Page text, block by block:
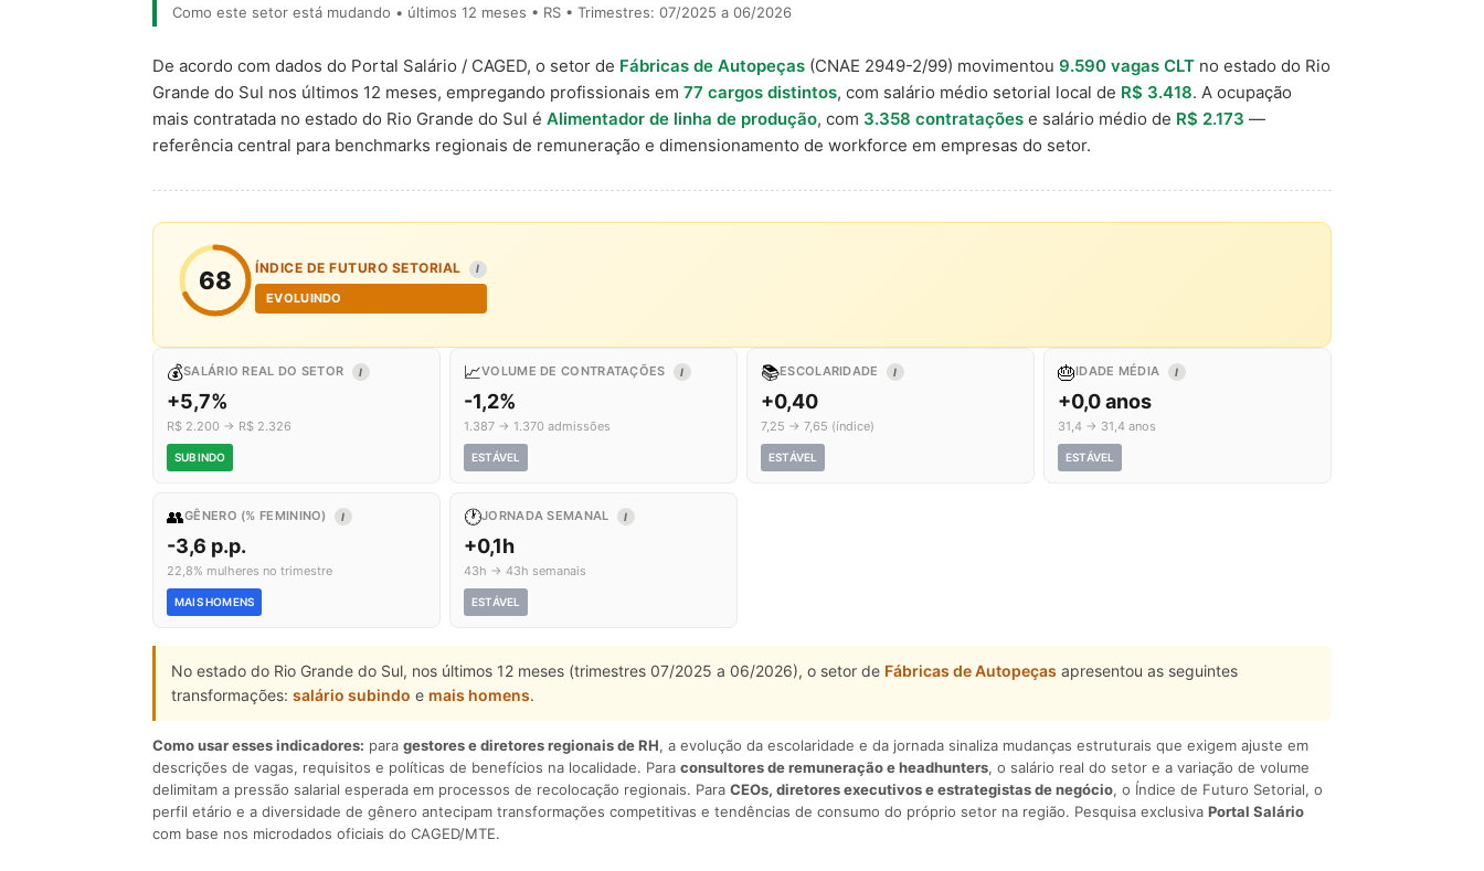
Como este setor está mudando • últimos 12 meses • RS • Trimestres: 07/2025 a 06/2026
De acordo com dados do Portal Salário / CAGED, o setor de Fábricas de Autopeças (CNAE 2949-2/99) movimentou 9.590 vagas CLT no estado do Rio
Grande do Sul nos últimos 12 meses, empregando profissionais em 77 cargos distintos, com salário médio setorial local de R$ 3.418. A ocupação
mais contratada no estado do Rio Grande do Sul é Alimentador de linha de produção, com 3.358 contratações e salário médio de R$ 2.173 —
referência central para benchmarks regionais de remuneração e dimensionamento de workforce em empresas do setor.
68 ÍNDICE DE FUTURO SETORIAL I
EVOLUINDO
💰SALÁRIO REAL DO SETOR I
+5,7%
R$ 2.200 → R$ 2.326
SUBINDO
📈VOLUME DE CONTRATAÇÕES I
-1,2%
1.387 → 1.370 admissões
ESTÁVEL
📚ESCOLARIDADE I
+0,40
7,25 → 7,65 (índice)
ESTÁVEL
🎂IDADE MÉDIA I
+0,0 anos
31,4 → 31,4 anos
ESTÁVEL
👥GÊNERO (% FEMININO) I
-3,6 p.p.
22,8% mulheres no trimestre
MAIS HOMENS
🕐JORNADA SEMANAL I
+0,1h
43h → 43h semanais
ESTÁVEL
No estado do Rio Grande do Sul, nos últimos 12 meses (trimestres 07/2025 a 06/2026), o setor de Fábricas de Autopeças apresentou as seguintes
transformações: salário subindo e mais homens.
Como usar esses indicadores: para gestores e diretores regionais de RH, a evolução da escolaridade e da jornada sinaliza mudanças estruturais que exigem ajuste em
descrições de vagas, requisitos e políticas de benefícios na localidade. Para consultores de remuneração e headhunters, o salário real do setor e a variação de volume
delimitam a pressão salarial esperada em processos de recolocação regionais. Para CEOs, diretores executivos e estrategistas de negócio, o Índice de Futuro Setorial, o
perfil etário e a diversidade de gênero antecipam transformações competitivas e tendências de consumo do próprio setor na região. Pesquisa exclusiva Portal Salário
com base nos microdados oficiais do CAGED/MTE.